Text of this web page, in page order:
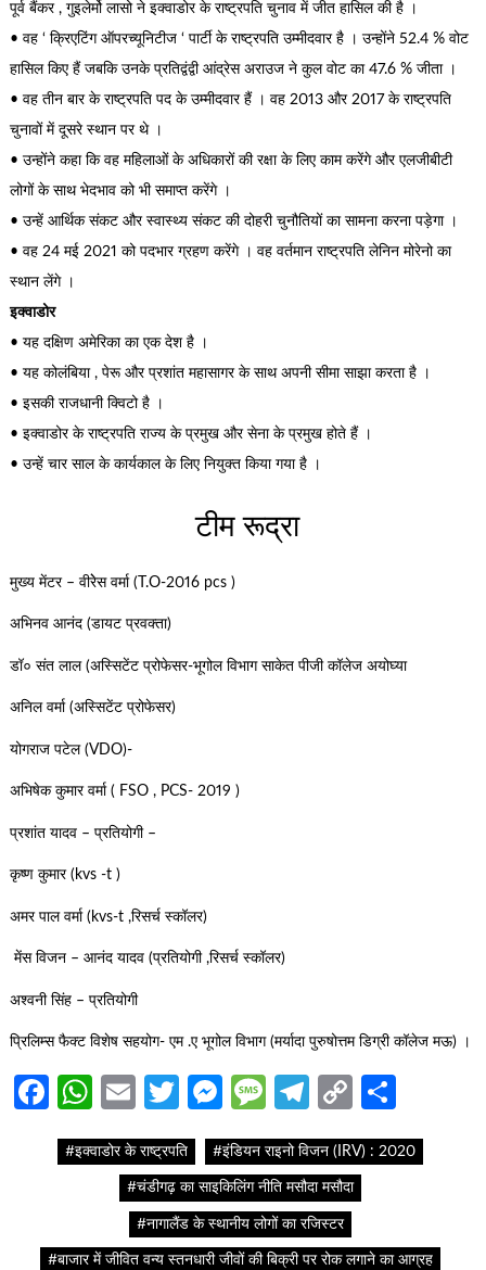
पूर्व बैंकर , गुइलेर्मो लासो ने इक्वाडोर के राष्ट्रपति चुनाव में जीत हासिल की है ।
• वह ‘ क्रिएटिंग ऑपरच्यूनिटीज ‘ पार्टी के राष्ट्रपति उम्मीदवार है । उन्होंने 52.4 % वोट
हासिल किए हैं जबकि उनके प्रतिद्वंद्वी आंद्रेस अराउज ने कुल वोट का 47.6 % जीता ।
• वह तीन बार के राष्ट्रपति पद के उम्मीदवार हैं । वह 2013 और 2017 के राष्ट्रपति
चुनावों में दूसरे स्थान पर थे ।
• उन्होंने कहा कि वह महिलाओं के अधिकारों की रक्षा के लिए काम करेंगे और एलजीबीटी
लोगों के साथ भेदभाव को भी समाप्त करेंगे ।
• उन्हें आर्थिक संकट और स्वास्थ्य संकट की दोहरी चुनौतियों का सामना करना पड़ेगा ।
• वह 24 मई 2021 को पदभार ग्रहण करेंगे । वह वर्तमान राष्ट्रपति लेनिन मोरेनो का
स्थान लेंगे ।
इक्वाडोर
• यह दक्षिण अमेरिका का एक देश है ।
• यह कोलंबिया , पेरू और प्रशांत महासागर के साथ अपनी सीमा साझा करता है ।
• इसकी राजधानी क्विटो है ।
• इक्वाडोर के राष्ट्रपति राज्य के प्रमुख और सेना के प्रमुख होते हैं ।
• उन्हें चार साल के कार्यकाल के लिए नियुक्त किया गया है ।
टीम रूद्रा
मुख्य मेंटर – वीरेेस वर्मा (T.O-2016 pcs )
अभिनव आनंद (डायट प्रवक्ता)
डॉ० संत लाल (अस्सिटेंट प्रोफेसर-भूगोल विभाग साकेत पीजी कॉलेज अयोघ्या
अनिल वर्मा (अस्सिटेंट प्रोफेसर)
योगराज पटेल (VDO)-
अभिषेक कुमार वर्मा ( FSO , PCS- 2019 )
प्रशांत यादव – प्रतियोगी –
कृष्ण कुमार (kvs -t )
अमर पाल वर्मा (kvs-t ,रिसर्च स्कॉलर)
मेंस विजन – आनंद यादव (प्रतियोगी ,रिसर्च स्कॉलर)
अश्वनी सिंह – प्रतियोगी
प्रिलिम्स फैक्ट विशेष सहयोग- एम .ए भूगोल विभाग (मर्यादा पुरुषोत्तम डिग्री कॉलेज मऊ) ।
Facebook
WhatsApp
EmailTwitter
Messenger
Message
Telegram
Copy
#इक्वाडोर के राष्ट्रपति #इंडियन राइनो विजन (IRV) : 2020
#चंडीगढ़ का साइकिलिंग नीति मसौदा मसौदा
#नागालैंड के स्थानीय लोगों का रजिस्टर
#बाजार में जीवित वन्य स्तनधारी जीवों की बिक्री पर रोक लगाने का आग्रह